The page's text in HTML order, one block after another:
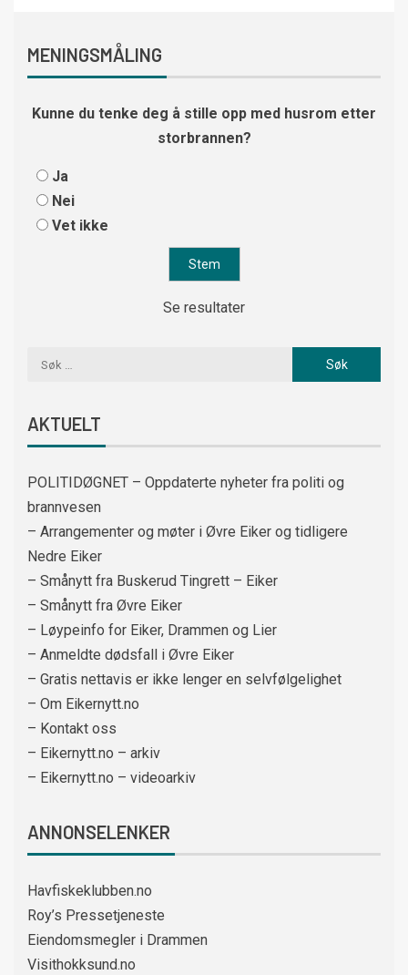
MENINGSMÅLING
Kunne du tenke deg å stille opp med husrom etter
storbrannen?
Ja
Nei
Vet ikke
Se resultater
AKTUELT
POLITIDØGNET – Oppdaterte nyheter fra politi og
brannvesen
– Arrangementer og møter i Øvre Eiker og tidligere
Nedre Eiker
– Smånytt fra Buskerud Tingrett – Eiker
– Smånytt fra Øvre Eiker
– Løypeinfo for Eiker, Drammen og Lier
– Anmeldte dødsfall i Øvre Eiker
– Gratis nettavis er ikke lenger en selvfølgelighet
– Om Eikernytt.no
– Kontakt oss
– Eikernytt.no – arkiv
– Eikernytt.no – videoarkiv
ANNONSELENKER
Havfiskeklubben.no
Roy’s Pressetjeneste
Eiendomsmegler i Drammen
Visithokksund.no